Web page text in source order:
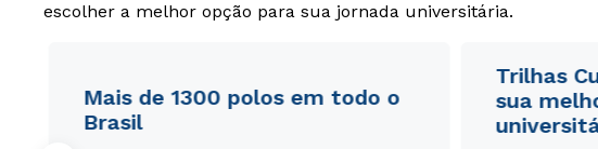
escolher a melhor opção para sua jornada universitária.
Mais de 1300 polos em todo o
Brasil
Trilhas
sua